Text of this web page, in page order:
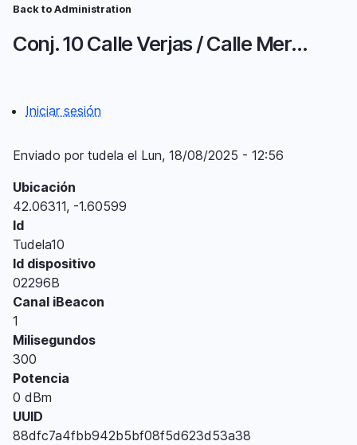
Pasar
contenido
de
Back to Administration
Conj. 10 Calle Verjas / Calle Merced
Menú
del
compte
d'usuari
Iniciar sesión
Enviado por tudela el Lun, 18/08/2025 - 12:56
Ubicación
42.06311, -1.60599
Id
Tudela10
Id dispositivo
02296B
Canal iBeacon
1
Milisegundos
300
Potencia
0 dBm
UUID
88dfc7a4fbb942b5bf08f5d623d53a38